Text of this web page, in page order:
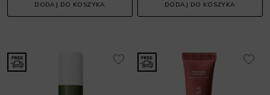
DODAJ DO KOSZYKA DODAJ DO KOSZYKA